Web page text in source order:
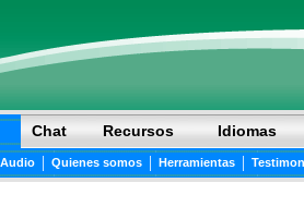
Chat Recursos Idiomas
| Quienes somos | Herramientas |